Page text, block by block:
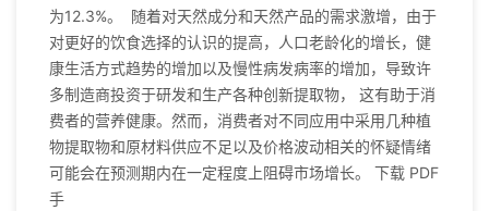
为12.3%。 随着对天然成分和天然产品的需求激增，由于
对更好的饮食选择的认识的提高，人口老龄化的增长，健
康生活方式趋势的增加以及慢性病发病率的增加，导致许
多制造商投资于研发和生产各种创新提取物， 这有助于消
费者的营养健康。然而，消费者对不同应用中采用几种植
物提取物和原材料供应不足以及价格波动相关的怀疑情绪
可能会在预测期内在一定程度上阻碍市场增长。 下载 PDF
手